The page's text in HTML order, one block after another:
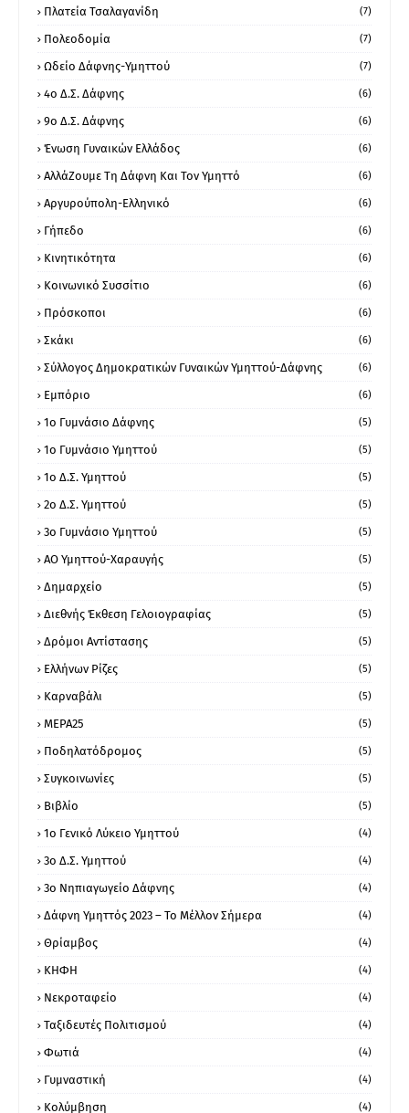
Πλατεία Τσαλαγανίδη (7)
Πολεοδομία (7)
Ωδείο Δάφνης-Υμηττού (7)
4ο Δ.Σ. Δάφνης (6)
9ο Δ.Σ. Δάφνης (6)
Ένωση Γυναικών Ελλάδος (6)
ΑλλάΖουμε Τη Δάφνη Και Τον Υμηττό (6)
Αργυρούπολη-Ελληνικό (6)
Γήπεδο (6)
Κινητικότητα (6)
Κοινωνικό Συσσίτιο (6)
Πρόσκοποι (6)
Σκάκι (6)
Σύλλογος Δημοκρατικών Γυναικών Υμηττού-Δάφνης (6)
Εμπόριο (6)
1ο Γυμνάσιο Δάφνης (5)
1ο Γυμνάσιο Υμηττού (5)
1ο Δ.Σ. Υμηττού (5)
2ο Δ.Σ. Υμηττού (5)
3ο Γυμνάσιο Υμηττού (5)
ΑΟ Υμηττού-Χαραυγής (5)
Δημαρχείο (5)
Διεθνής Έκθεση Γελοιογραφίας (5)
Δρόμοι Αντίστασης (5)
Ελλήνων Ρίζες (5)
Καρναβάλι (5)
ΜΕΡΑ25 (5)
Ποδηλατόδρομος (5)
Συγκοινωνίες (5)
Βιβλίο (5)
1ο Γενικό Λύκειο Υμηττού (4)
3ο Δ.Σ. Υμηττού (4)
3ο Νηπιαγωγείο Δάφνης (4)
Δάφνη Υμηττός 2023 – Το Μέλλον Σήμερα (4)
Θρίαμβος (4)
ΚΗΦΗ (4)
Νεκροταφείο (4)
Ταξιδευτές Πολιτισμού (4)
Φωτιά (4)
Γυμναστική (4)
Κολύμβηση (4)